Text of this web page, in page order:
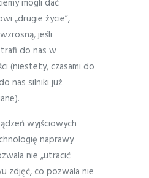
mogli dać
„drugie życie”,
jeśli
do nas w
(niestety, czasami do
nas silniki już
wyjściowych
naprawy
nie „utracić
zdjęć, co pozwala nie